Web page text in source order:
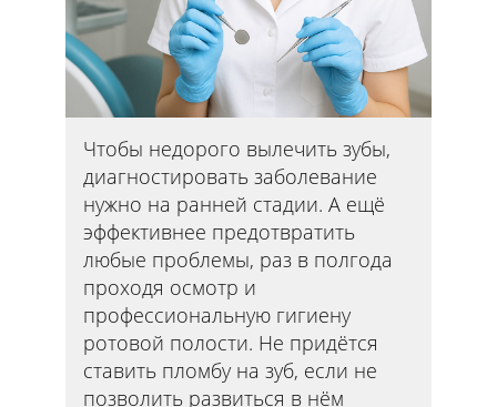
Чтобы недорого вылечить зубы,
диагностировать заболевание
нужно на ранней стадии. А ещё
эффективнее предотвратить
любые проблемы, раз в полгода
проходя осмотр и
профессиональную гигиену
ротовой полости. Не придётся
ставить пломбу на зуб, если не
позволить развиться в нём